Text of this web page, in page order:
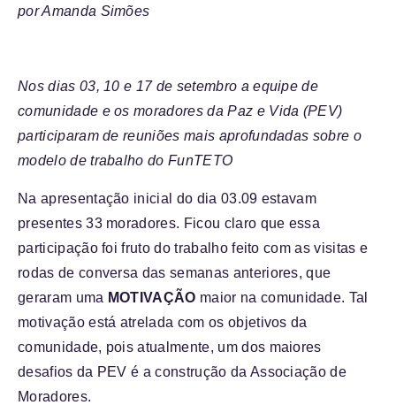
por Amanda Simões
Nos dias 03, 10 e 17 de setembro a equipe de
comunidade e os moradores da Paz e Vida (PEV)
participaram de reuniões mais aprofundadas sobre o
modelo de trabalho do FunTETO
Na apresentação inicial do dia 03.09 estavam
presentes 33 moradores. Ficou claro que essa
participação foi fruto do trabalho feito com as visitas e
rodas de conversa das semanas anteriores, que
geraram uma MOTIVAÇÃO maior na comunidade. Tal
motivação está atrelada com os objetivos da
comunidade, pois atualmente, um dos maiores
desafios da PEV é a construção da Associação de
Moradores.